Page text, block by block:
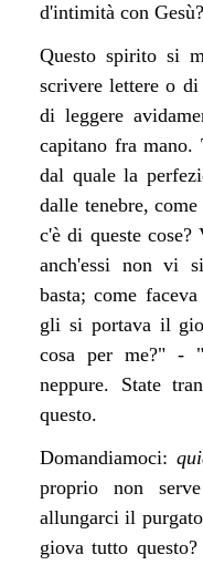
d'intimità con
Questo spirito si
scrivere lettere o di
di leggere
capitano fra
dal quale la
dalle tenebre,
c'è di queste
anch'essi non vi
basta; come
gli si portava il
cosa per me?" -
neppure. State
questo.
Domandiamoci:
proprio non
allungarci il
giova tutto